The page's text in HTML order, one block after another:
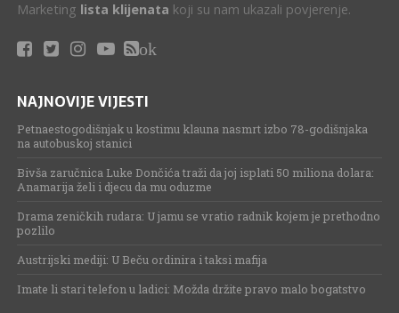
Marketing lista klijenata koji su nam ukazali povjerenje.
ok
NAJNOVIJE VIJESTI
Petnaestogodišnjak u kostimu klauna nasmrt izbo 78-godišnjaka
na autobuskoj stanici
Bivša zaručnica Luke Dončića traži da joj isplati 50 miliona dolara:
Anamarija želi i djecu da mu oduzme
Drama zeničkih rudara: U jamu se vratio radnik kojem je prethodno
pozlilo
Austrijski mediji: U Beču ordinira i taksi mafija
Imate li stari telefon u ladici: Možda držite pravo malo bogatstvo